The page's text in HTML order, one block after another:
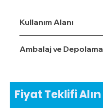
Kullanım Alanı
Ambalaj ve Depolama
Fiyat Teklifi Alın